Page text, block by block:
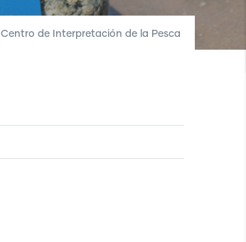
Centro de Interpretación de la Pesca